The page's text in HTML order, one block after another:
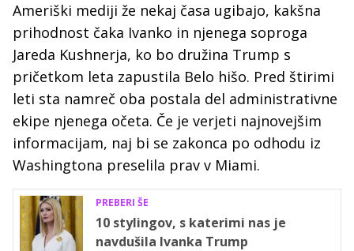
Ameriški mediji že nekaj časa ugibajo, kakšna
prihodnost čaka Ivanko in njenega soproga
Jareda Kushnerja, ko bo družina Trump s
pričetkom leta zapustila Belo hišo. Pred štirimi
leti sta namreč oba postala del administrativne
ekipe njenega očeta. Če je verjeti najnovejšim
informacijam, naj bi se zakonca po odhodu iz
Washingtona preselila prav v Miami.
PREBERI ŠE
10 stylingov, s katerimi nas je
navdušila Ivanka Trump